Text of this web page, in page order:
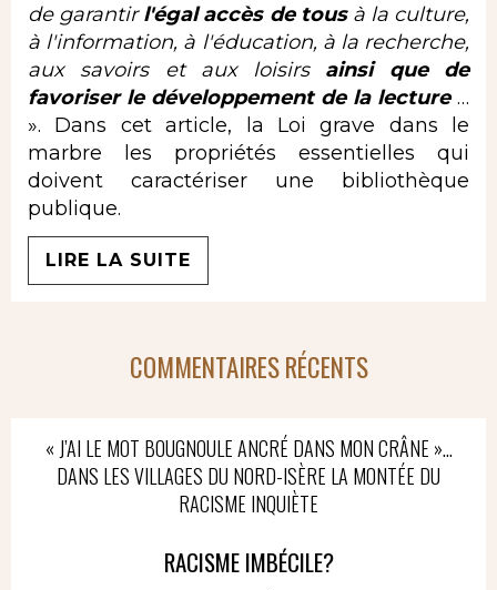
de garantirl'égal accès de tousà la culture,
à l'information, à l'éducation, à la recherche,
aux savoirs et aux loisirs ainsi que de
favoriser le développement de la lecture…
». Dans cet article, la Loi grave dans le
marbre les propriétés essentielles qui
doivent caractériser une bibliothèque
publique.
LIRE LA SUITE
COMMENTAIRES RÉCENTS
« J’AI LE MOT BOUGNOULE ANCRÉ DANS MON CRÂNE »…
DANS LES VILLAGES DU NORD-ISÈRE LA MONTÉE DU
RACISME INQUIÈTE
RACISME IMBÉCILE?